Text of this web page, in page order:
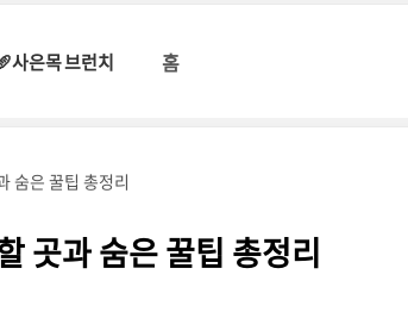
사은목 브런치 홈
숨은 꿀팁 총정리
곳과 숨은 꿀팁 총정리